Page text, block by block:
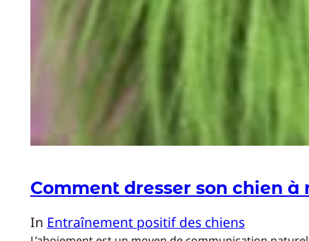
Comment dresser son chien à
In Entraînement positif des chiens